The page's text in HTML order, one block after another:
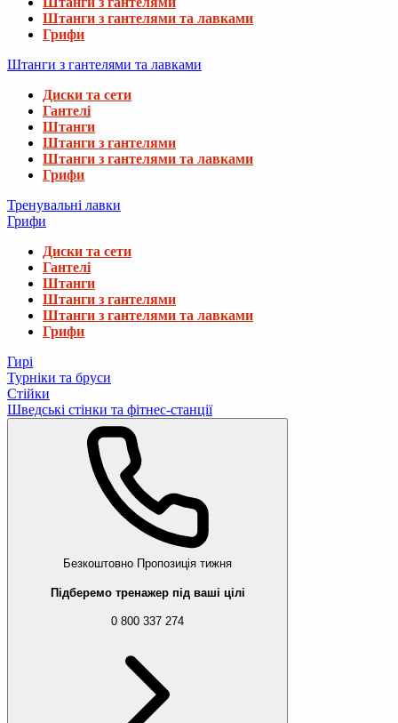
Штанги з гантелями та лавками
Грифи
Штанги з гантелями та лавками
Диски та сети
Гантелі
Штанги
Штанги з гантелями
Штанги з гантелями та лавками
Грифи
Тренувальні лавки
Грифи
Диски та сети
Гантелі
Штанги
Штанги з гантелями
Штанги з гантелями та лавками
Грифи
Гирі
Турніки та бруси
Стійки
Шведські стінки та фітнес-станції
Безкоштовно Пропозиція тижня
Підберемо тренажер під ваші цілі
0 800 337 274